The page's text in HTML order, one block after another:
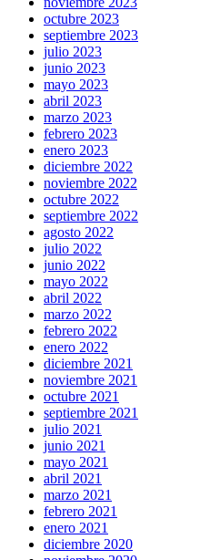
octubre 2023
septiembre 2023
julio 2023
junio 2023
mayo 2023
abril 2023
marzo 2023
febrero 2023
enero 2023
diciembre 2022
noviembre 2022
octubre 2022
septiembre 2022
agosto 2022
julio 2022
junio 2022
mayo 2022
abril 2022
marzo 2022
febrero 2022
enero 2022
diciembre 2021
noviembre 2021
octubre 2021
septiembre 2021
julio 2021
junio 2021
mayo 2021
abril 2021
marzo 2021
febrero 2021
enero 2021
diciembre 2020